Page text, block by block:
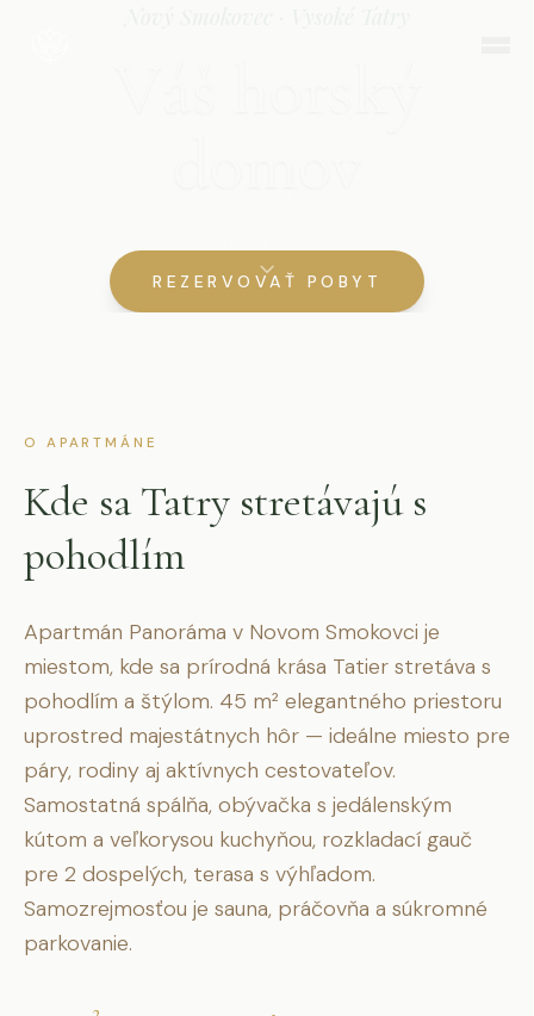
REZERVOVAŤ POBYT
O APARTMÁNE
Kde sa Tatry stretávajú s
pohodlím
Apartmán Panoráma v Novom Smokovci je
miestom, kde sa prírodná krása Tatier stretáva s
pohodlím a štýlom. 45 m² elegantného priestoru
uprostred majestátnych hôr — ideálne miesto pre
páry, rodiny aj aktívnych cestovateľov.
Samostatná spálňa, obývačka s jedálenským
kútom a veľkorysou kuchyňou, rozkladací gauč
pre 2 dospelých, terasa s výhľadom.
Samozrejmosťou je sauna, práčovňa a súkromné
parkovanie.